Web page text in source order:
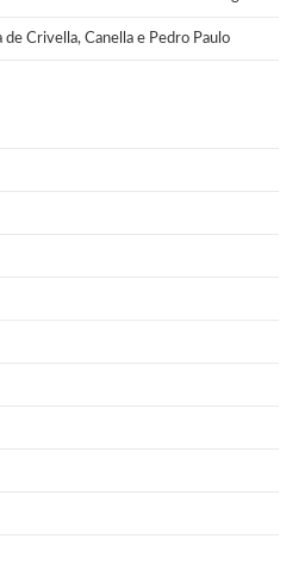
de Crivella, Canella e Pedro Paulo